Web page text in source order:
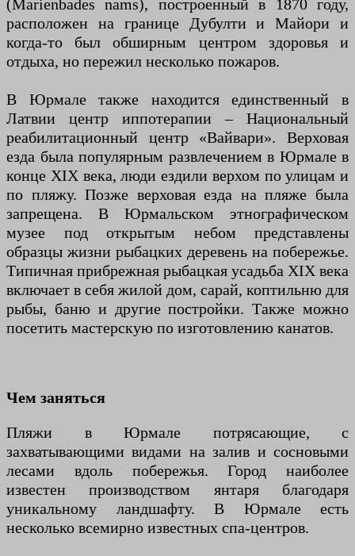
(Marienbades nams), построенный в 1870 году,
расположен на границе Дубулти и Майори и
когда-то был обширным центром здоровья и
отдыха, но пережил несколько пожаров.
В Юрмале также находится единственный в
Латвии центр иппотерапии – Национальный
реабилитационный центр «Вайвари». Верховая
езда была популярным развлечением в Юрмале в
конце XIX века, люди ездили верхом по улицам и
по пляжу. Позже верховая езда на пляже была
запрещена. В Юрмальском этнографическом
музее под открытым небом представлены
образцы жизни рыбацких деревень на побережье.
Типичная прибрежная рыбацкая усадьба XIX века
включает в себя жилой дом, сарай, коптильню для
рыбы, баню и другие постройки. Также можно
посетить мастерскую по изготовлению канатов.
Чем заняться
Пляжи в Юрмале потрясающие, с
захватывающими видами на залив и сосновыми
лесами вдоль побережья. Город наиболее
известен производством янтаря благодаря
уникальному ландшафту. В Юрмале есть
несколько всемирно известных спа-центров.